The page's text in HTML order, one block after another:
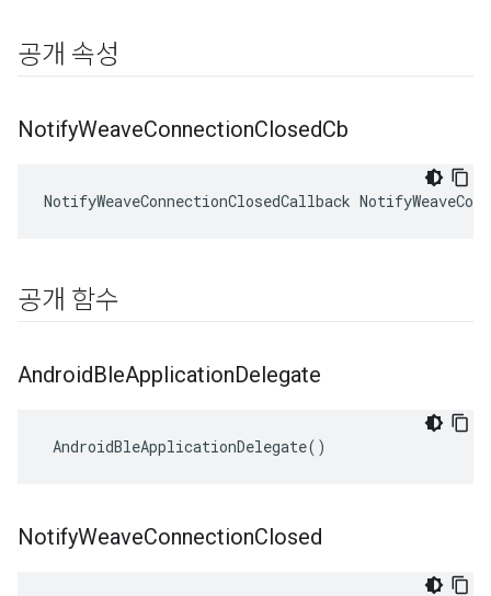
공개 속성
NotifyWeaveConnectionClosedCb
NotifyWeaveConnectionClosedCallback
공개 함수
AndroidBleApplicationDelegate
AndroidBleApplicationDelegate()
NotifyWeaveConnectionClosed